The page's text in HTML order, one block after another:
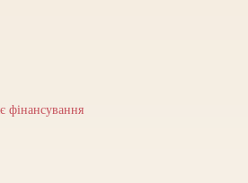
фінансування